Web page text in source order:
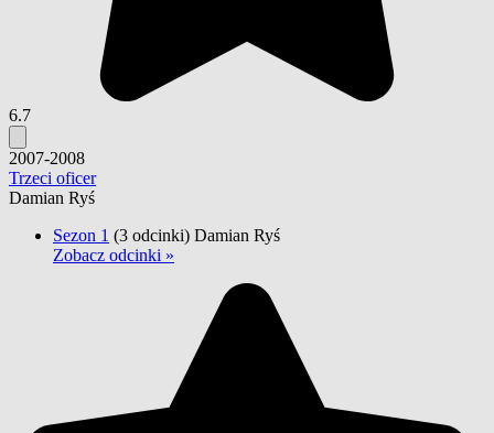
6.7
2007-2008
Trzeci oficer
Damian Ryś
Sezon 1 (3 odcinki) Damian Ryś
Zobacz odcinki »